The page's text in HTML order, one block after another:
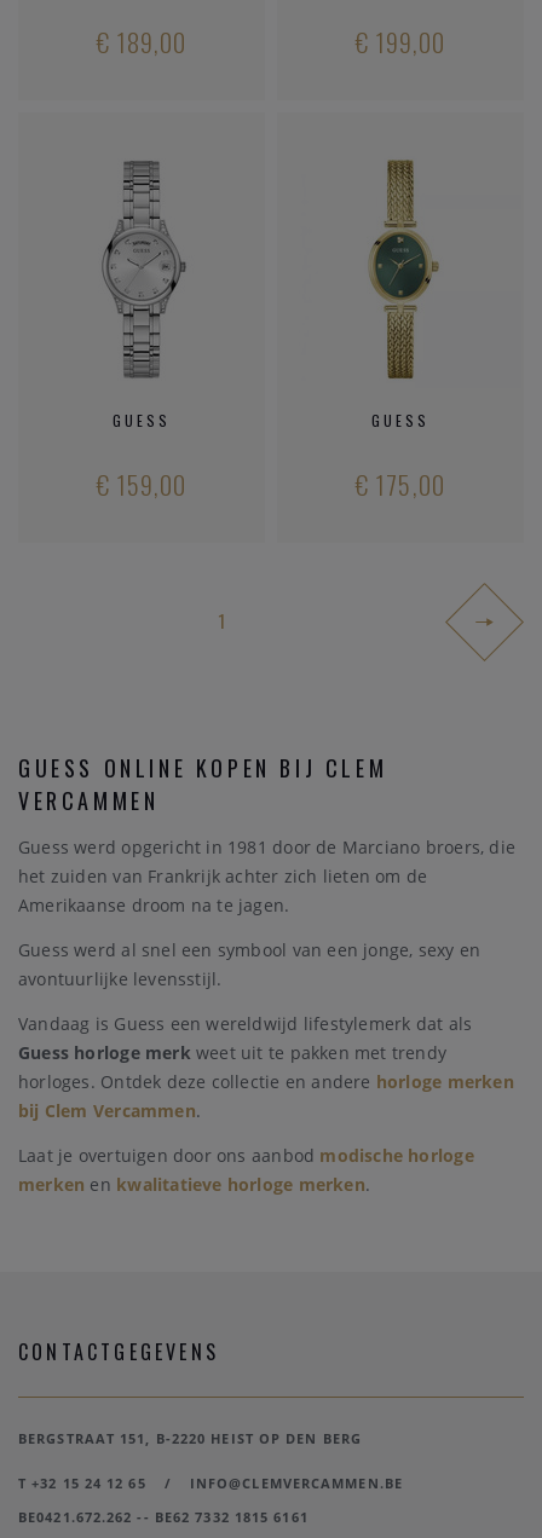
€ 189,00 € 199,00
GUESS
€ 159,00
GUESS
€ 175,00
1
GUESS ONLINE KOPEN BIJ CLEM
VERCAMMEN
Guess werd opgericht in 1981 door de Marciano broers, die
het zuiden van Frankrijk achter zich lieten om de
Amerikaanse droom na te jagen.
Guess werd al snel een symbool van een jonge, sexy en
avontuurlijke levensstijl.
Vandaag is Guess een wereldwijd lifestylemerk dat als
Guess horloge merkweet uit te pakken met trendy
horloges. Ontdek deze collectie en andere horloge merken
bij Clem Vercammen.
Laat je overtuigen door ons aanbod modische horloge
merken en kwalitatieve horloge merken.
CONTACTGEGEVENS
BERGSTRAAT 151, B-2220 HEIST OP DEN BERG
T +32 15 24 12 65 /
INFO@CLEMVERCAMMEN.BE
BE0421.672.262 -- BE62 7332 1815 6161